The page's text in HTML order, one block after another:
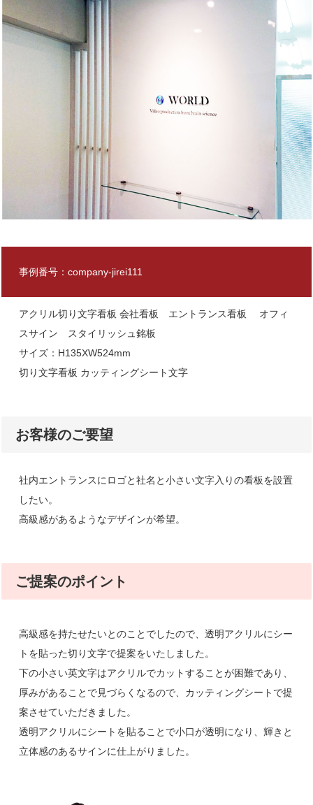
事例番号：company-jirei111
アクリル切り文字看板 会社看板 エントランス看板 オフィ
スサイン スタイリッシュ銘板
サイズ：H135XW524mm
切り文字看板 カッティングシート文字
お客様のご要望
社内エントランスにロゴと社名と小さい文字入りの看板を設置
したい。
高級感があるようなデザインが希望。
ご提案のポイント
高級感を持たせたいとのことでしたので、透明アクリルにシー
トを貼った切り文字で提案をいたしました。
下の小さい英文字はアクリルでカットすることが困難であり、
厚みがあることで見づらくなるので、カッティングシートで提
案させていただきました。
透明アクリルにシートを貼ることで小口が透明になり、輝きと
立体感のあるサインに仕上がりました。